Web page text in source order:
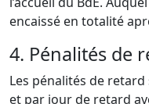
encaissé en totalité
4. Pénalités de
Les pénalités de
et par jour de retard